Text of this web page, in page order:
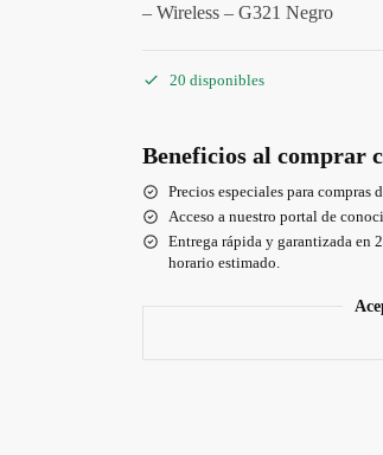
– Wireless – G321 Negro
20 disponibles
Beneficios al comprar
Precios especiales para compras
Acceso a nuestro portal de
Entrega rápida y garantizada en
horario estimado.